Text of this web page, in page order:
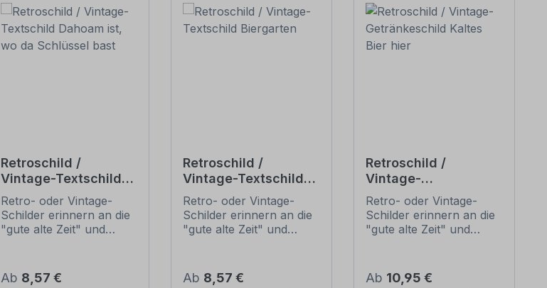
Retroschild /
Vintage-Textschild
Dahoam ist, wo da
Schlüssel bast
Retro- oder Vintage-
Schilder erinnern an die
"gute alte Zeit" und
großer Beliebheit. Sind
Regulärer Preis:
Ab 8,57 €
Retroschild /
Vintage-Textschild
Biergarten
Retro- oder Vintage-
Schilder erinnern an die
"gute alte Zeit" und
großer Beliebheit. Sind
Regulärer Preis:
Ab 8,57 €
Retroschild /
Vintage-
Getränkeschild
Kaltes Bier hier
Retro- oder Vintage-
Schilder erinnern an die
"gute alte Zeit" und
großer Beliebheit. Sind
Regulärer Preis:
Ab 10,95 €